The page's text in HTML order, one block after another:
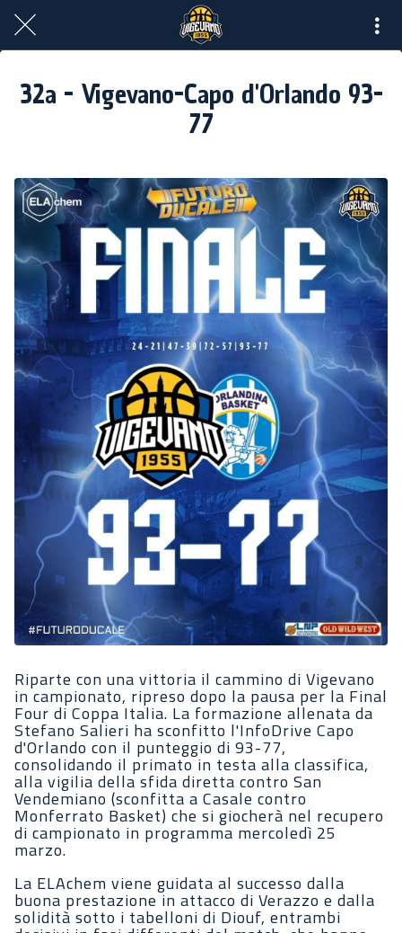
32a - Vigevano-Capo d'Orlando 93-
77
Riparte con una vittoria il cammino di Vigevano
in campionato, ripreso dopo la pausa per la Final
Four di Coppa Italia. La formazione allenata da
Stefano Salieri ha sconfitto l'InfoDrive Capo
d'Orlando con il punteggio di 93-77,
consolidando il primato in testa alla classifica,
alla vigilia della sfida diretta contro San
Vendemiano (sconfitta a Casale contro
Monferrato Basket) che si giocherà nel recupero
di campionato in programma mercoledì 25
marzo.
La ELAchem viene guidata al successo dalla
buona prestazione in attacco di Verazzo e dalla
solidità sotto i tabelloni di Diouf, entrambi